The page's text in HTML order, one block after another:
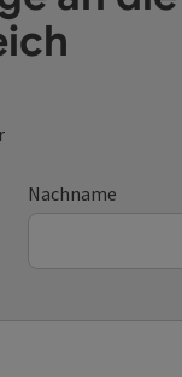
Nachname